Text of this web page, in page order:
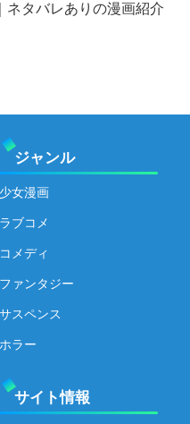
ネタバレありの漫画紹介
ジャンル
少女漫画
ラブコメ
コメディ
ファンタジー
サスペンス
ホラー
サイト情報